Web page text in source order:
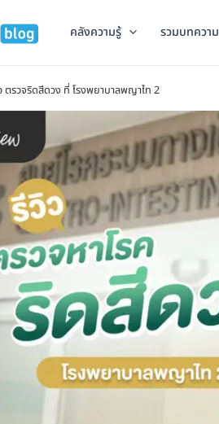
คลังความรู้ รวมบทความ
ตรวจริดสีดวง ที่ โรงพยาบาลพญาไท 2